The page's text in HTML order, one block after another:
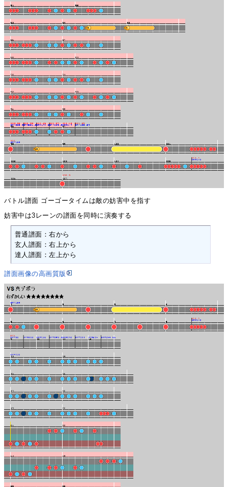
バトル譜面 ゴーゴータイムは敵の妨害中を指す
妨害中は3レーンの譜面を同時に演奏する
普通譜面：右から
玄人譜面：右上から
達人譜面：左上から
譜面画像の高画質版